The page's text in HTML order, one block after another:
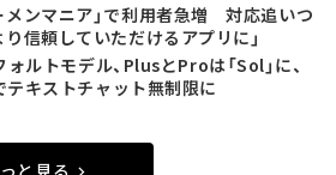
メンマニア」で利用者急増 対応追いつ
信頼していただけるアプリに」
ルトモデル、PlusとProは「Sol」に、
テキストチャット無制限に